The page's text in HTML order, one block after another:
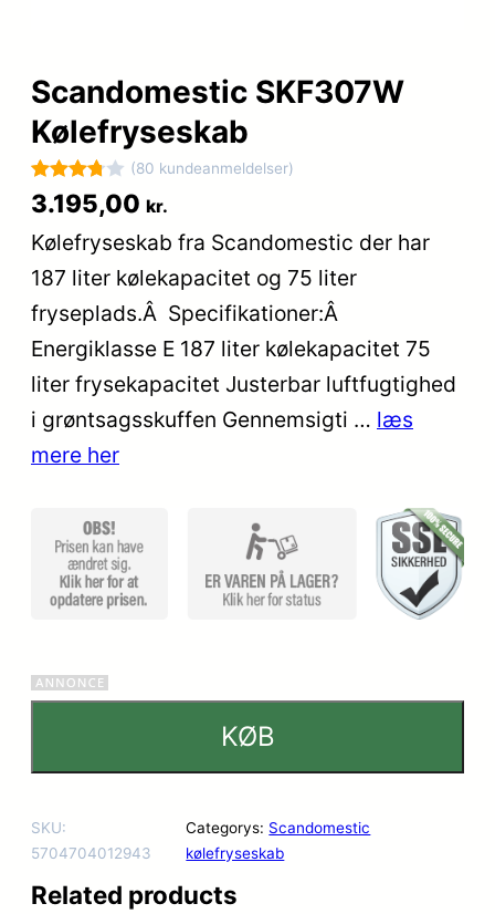
Scandomestic SKF307W
Kølefryseskab
Bedømt
3.8ud af
5
baseret
80
kundebed
ømmels
er
(80 kundeanmeldelser)
3.195,00 kr.
Kølefryseskab fra Scandomestic der har
187 liter kølekapacitet og 75 liter
fryseplads.Â Specifikationer:Â
Energiklasse E 187 liter kølekapacitet 75
liter frysekapacitet Justerbar luftfugtighed
i grøntsagsskuffen Gennemsigti … læs
mere her
KØB
SKU:
5704704012943
Categorys: Scandomestic
kølefryseskab
Related products